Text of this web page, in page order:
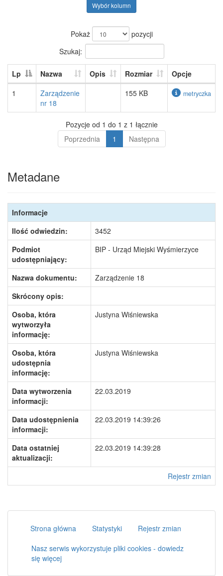
Wybór kolumn
Pokaż
pozycji
Szukaj:
Lp Nazwa Opis Rozmiar
Opcje
1
Zarządzenie
nr 18
155 KB metryczka
Pozycje od 1 do 1 z 1 łącznie
Poprzednia
1 Następna
Metadane
Informacje
Ilość odwiedzin:
3452
Podmiot
udostępniający:
BIP - Urząd Miejski Wyśmierzyce
Nazwa dokumentu:
Zarządzenie 18
Skrócony opis:
Osoba, która
wytworzyła
informację:
Justyna Wiśniewska
Osoba, która
udostępnia
informację:
Justyna Wiśniewska
Data wytworzenia
informacji:
22.03.2019
Data udostępnienia
informacji:
22.03.2019 14:39:26
Data ostatniej
aktualizacji:
22.03.2019 14:39:28
Rejestr zmian
Strona główna Statystyki
Rejestr zmian
Nasz serwis wykorzystuje pliki cookies - dowiedz
się więcej